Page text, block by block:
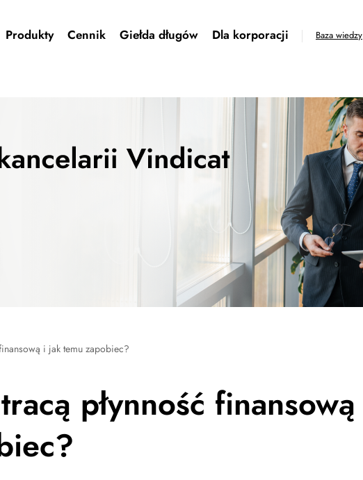
Produkty Cennik Giełda długów Dla korporacji Baza wiedzy
i jak temu zapobiec?
płynność finansową